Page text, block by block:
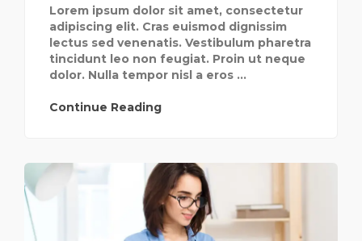
Lorem ipsum dolor sit amet, consectetur
adipiscing elit. Cras euismod dignissim
lectus sed venenatis. Vestibulum pharetra
tincidunt leo non feugiat. Proin ut neque
dolor. Nulla tempor nisl a eros ...
Continue Reading